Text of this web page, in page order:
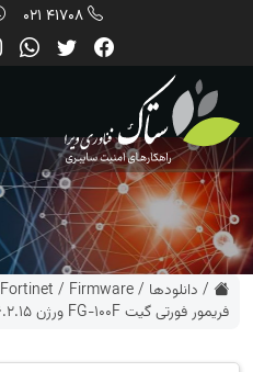
41708 021
/ دانلودها /
Firmware
/
Fortinet
فریمور فورتی گیت FG-100F ورژن 6.2.15